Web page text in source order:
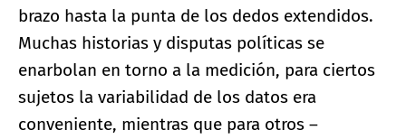
brazo hasta la punta de los dedos extendidos.
Muchas historias y disputas políticas se
enarbolan en torno a la medición, para ciertos
sujetos la variabilidad de los datos era
conveniente, mientras que para otros –